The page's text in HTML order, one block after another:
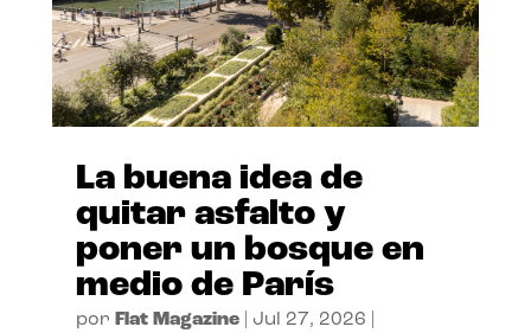
La buena idea de
quitar asfalto y
poner un bosque en
medio de París
por Flat Magazine| Jul 27, 2026